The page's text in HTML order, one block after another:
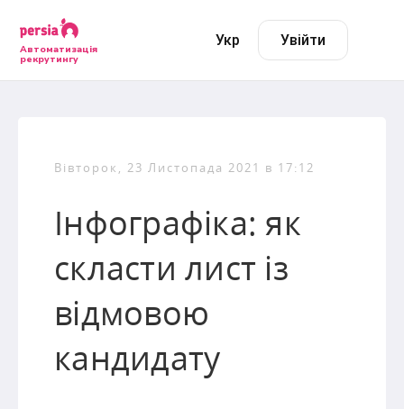
Автоматизація
рекрутингу
Укр Увійти
Вівторок, 23 Листопада 2021 в 17:12
Інфографіка: як
скласти лист із
відмовою
кандидату